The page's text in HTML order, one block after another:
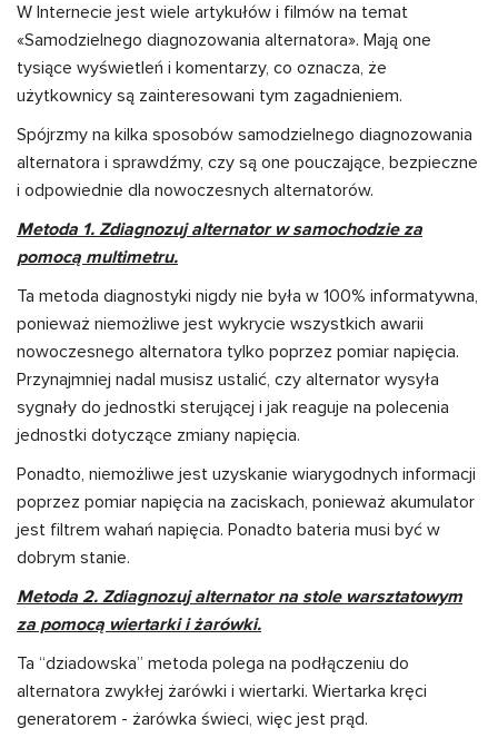
W Internecie jest wiele artykułów i filmów na temat
«Samodzielnego diagnozowania alternatora». Mają one
tysiące wyświetleń i komentarzy, co oznacza, że
użytkownicy są zainteresowani tym zagadnieniem.
Spójrzmy na kilka sposobów samodzielnego diagnozowania
alternatora i sprawdźmy, czy są one pouczające, bezpieczne
i odpowiednie dla nowoczesnych alternatorów.
Metoda 1. Zdiagnozuj alternator w samochodzie za
pomocą multimetru.
Ta metoda diagnostyki nigdy nie była w 100% informatywna,
ponieważ niemożliwe jest wykrycie wszystkich awarii
nowoczesnego alternatora tylko poprzez pomiar napięcia.
Przynajmniej nadal musisz ustalić, czy alternator wysyła
sygnały do jednostki sterującej i jak reaguje na polecenia
jednostki dotyczące zmiany napięcia.
Ponadto, niemożliwe jest uzyskanie wiarygodnych informacji
poprzez pomiar napięcia na zaciskach, ponieważ akumulator
jest filtrem wahań napięcia. Ponadto bateria musi być w
dobrym stanie.
Metoda 2. Zdiagnozuj alternator na stole warsztatowym
za pomocą wiertarki i żarówki.
Ta “dziadowska” metoda polega na podłączeniu do
alternatora zwykłej żarówki i wiertarki. Wiertarka kręci
generatorem - żarówka świeci, więc jest prąd.